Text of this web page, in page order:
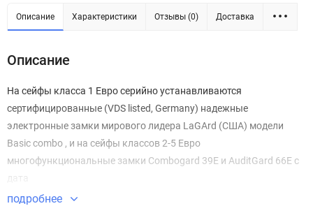
Описание Характеристики Отзывы (0) Доставка
Описание
На сейфы класса 1 Евро серийно устанавливаются
сертифицированные (VDS listed, Germany) надежные
электронные замки мирового лидера LaGArd (США) модели
Basic combo , и на сейфы классов 2-5 Евро
многофункциональные замки Combogard 39E и AuditGard 66E c
дата
подробнее